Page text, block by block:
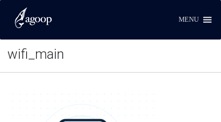
MENU
wifi_main